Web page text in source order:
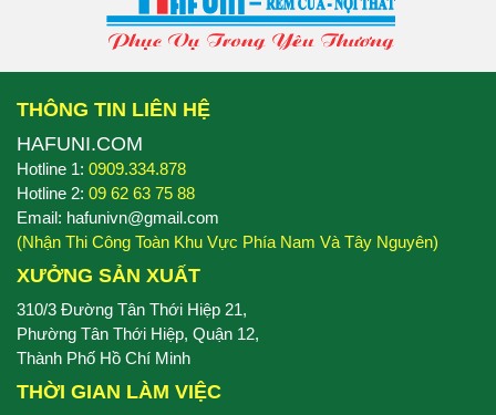
THÔNG TIN LIÊN HỆ
HAFUNI.COM
Hotline 1: 0909.334.878
Hotline 2: 09 62 63 75 88
Email: hafunivn@gmail.com
(Nhận Thi Công Toàn Khu Vực Phía Nam Và Tây Nguyên)
XƯỞNG SẢN XUẤT
310/3 Đường Tân Thới Hiệp 21,
Phường Tân Thới Hiệp, Quận 12,
Thành Phố Hồ Chí Minh
THỜI GIAN LÀM VIỆC